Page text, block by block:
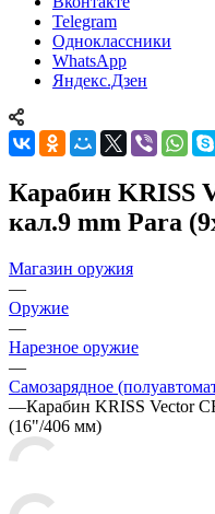
Telegram
Одноклассники
WhatsApp
Яндекс.Дзен
Карабин KRISS
кал.9 mm Para
Магазин оружия
—
Оружие
—
Нарезное оружие
—
Самозарядное
—Карабин KRISS Vector
(16"/406 мм)